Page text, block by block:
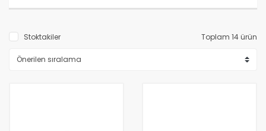
Stoktakiler Toplam 14 ürün